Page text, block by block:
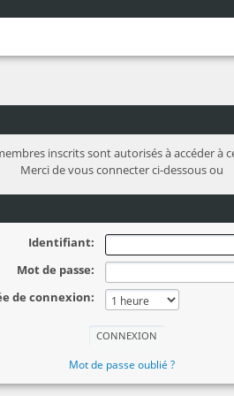
inscrits sont autorisés à accéder à
Merci de vous connecter ci-dessous ou
Identifiant:
Mot de passe:
de connexion:
Mot de passe oublié ?